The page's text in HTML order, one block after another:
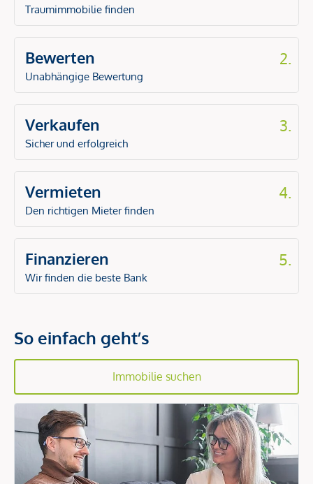
Traumimmobilie finden
Bewerten
Unabhängige Bewertung
2.
Verkaufen
Sicher und erfolgreich
3.
Vermieten
Den richtigen Mieter finden
4.
Finanzieren
Wir finden die beste Bank
5.
So einfach geht’s
Immobilie suchen